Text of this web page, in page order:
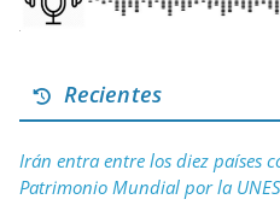
Recientes
Irán entra entre los diez países
Patrimonio Mundial por la